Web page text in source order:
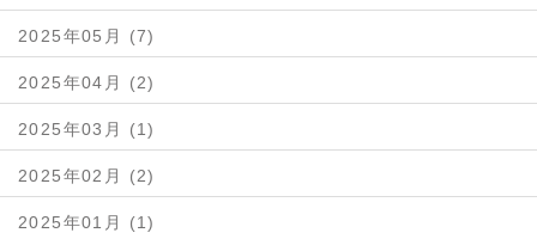
2025年05月 (7)
2025年04月 (2)
2025年03月 (1)
2025年02月 (2)
2025年01月 (1)